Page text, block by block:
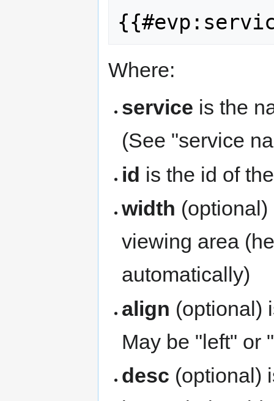
Where:
service is the
(See "service
id is the id of
width
viewing area
automatically)
align (optional)
May be "left" or
desc (optional)